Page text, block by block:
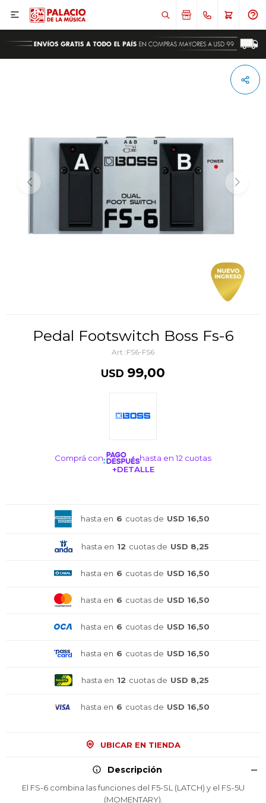

Pedal Footswitch Boss Fs-6
FS6-FS6
USD 99,00
Comprá con
hasta en 12 cuotas
+DETALLE
hasta en 6 cuotas de USD 16,50
hasta en 12 cuotas de USD 8,25
hasta en 6 cuotas de USD 16,50
hasta en 6 cuotas de USD 16,50
hasta en 6 cuotas de USD 16,50
hasta en 6 cuotas de USD 16,50
hasta en 12 cuotas de USD 8,25
hasta en 6 cuotas de USD 16,50
UBICAR EN TIENDA
Descripción
El FS-6 combina las funciones del F5-SL (LATCH) y el FS-5U
(MOMENTARY).
¡Sumate a la forma más ágil de
Comprá en 3 cuotas sin recargo o hasta en
¡Sumate a la forma más ágil de
Comprá en 3 cuotas sin recargo o hasta en
¡Sumate a la forma más ágil de
Comprá en 3 cuotas sin recargo o hasta en